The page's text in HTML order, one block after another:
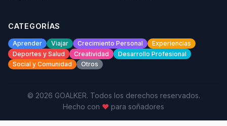
CATEGORÍAS
Aprender Viajar Crecimiento Personal
Experiencias
Deportes y Salud
Creatividad
Desarrollo Profesional
Social y Comunidad
Otros
© 2026 GOALKER. Todos los derechos reservados.
Hecho con ♥ para soñadores